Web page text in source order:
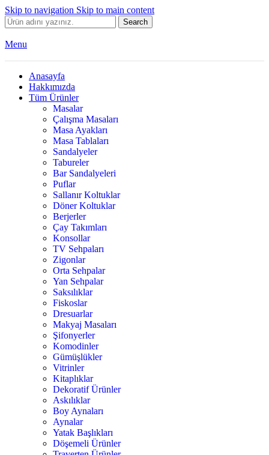
Skip to navigation Skip to main content
Search
Menu
Anasayfa
Hakkımızda
Tüm Ürünler
Masalar
Çalışma Masaları
Masa Ayakları
Masa Tablaları
Sandalyeler
Tabureler
Bar Sandalyeleri
Puflar
Sallanır Koltuklar
Döner Koltuklar
Berjerler
Çay Takımları
Konsollar
TV Sehpaları
Zigonlar
Orta Sehpalar
Yan Sehpalar
Saksılıklar
Fiskoslar
Dresuarlar
Makyaj Masaları
Şifonyerler
Komodinler
Gümüşlükler
Vitrinler
Kitaplıklar
Dekoratif Ürünler
Askılıklar
Boy Aynaları
Aynalar
Yatak Başlıkları
Döşemeli Ürünler